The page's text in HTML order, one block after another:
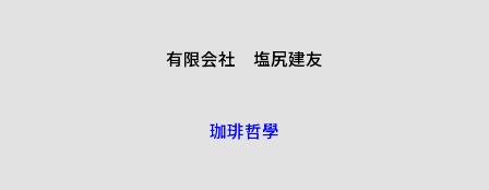
有限会社 塩尻建友
珈琲哲學